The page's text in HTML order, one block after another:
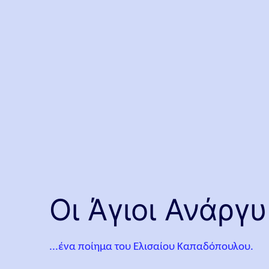
Οι Άγιοι
...ένα ποίημα του Ελισαίου Καπαδόπουλου.